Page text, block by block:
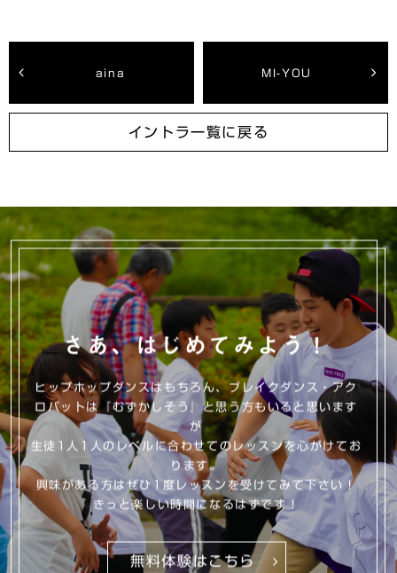
aina MI-YOU
イントラ一覧に戻る
さあ、はじめてみよう！
ヒップホップダンスはもちろん、ブレイクダンス・アク
ロバットは『むずかしそう』と思う方もいると思います
が
生徒1人1人のレベルに合わせてのレッスンを心がけてお
ります。
興味がある方はぜひ1度レッスンを受けてみて下さい！
きっと楽しい時間になるはずです！
無料体験はこちら